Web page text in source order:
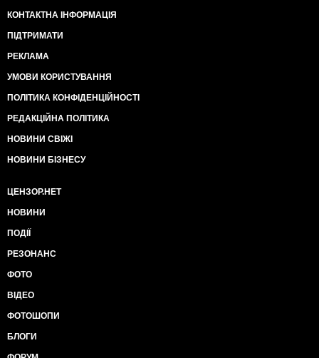
КОНТАКТНА ІНФОРМАЦІЯ
ПІДТРИМАТИ
РЕКЛАМА
УМОВИ КОРИСТУВАННЯ
ПОЛІТИКА КОНФІДЕНЦІЙНОСТІ
РЕДАКЦІЙНА ПОЛІТИКА
НОВИНИ СВІЖІ
НОВИНИ БІЗНЕСУ
ЦЕНЗОР.НЕТ
НОВИНИ
ПОДІЇ
РЕЗОНАНС
ФОТО
ВІДЕО
ФОТОШОПИ
БЛОГИ